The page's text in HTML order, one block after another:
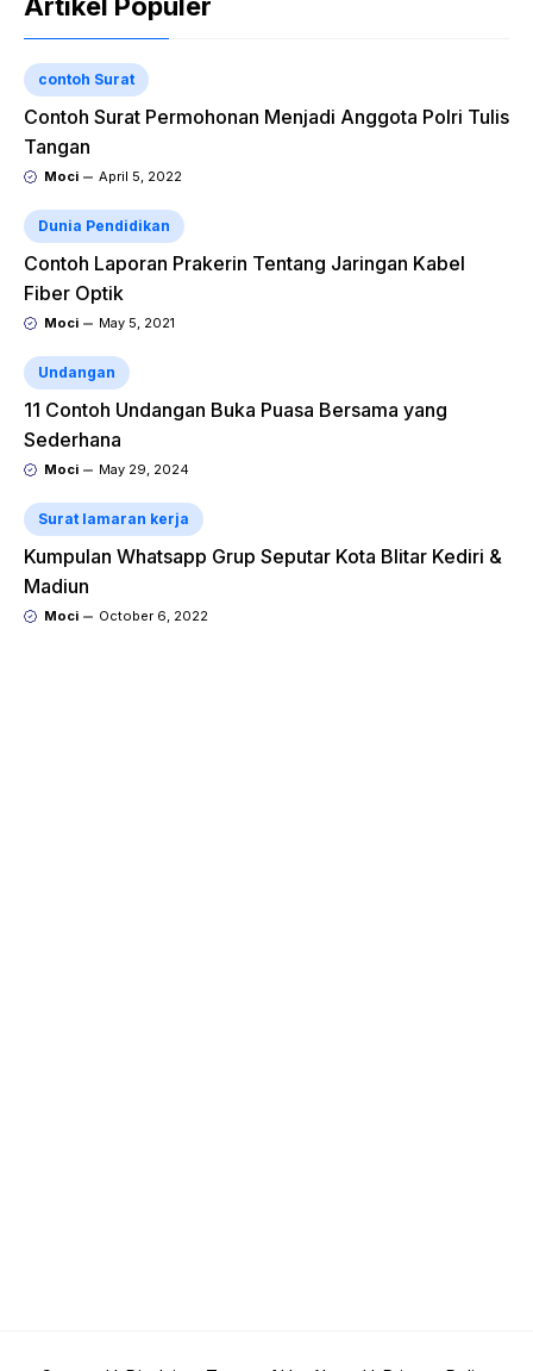
Artikel Populer
contoh Surat
Contoh Surat Permohonan Menjadi Anggota Polri Tulis
Tangan
Moci April 5, 2022
Dunia Pendidikan
Contoh Laporan Prakerin Tentang Jaringan Kabel
Fiber Optik
Moci May 5, 2021
Undangan
11 Contoh Undangan Buka Puasa Bersama yang
Sederhana
Moci May 29, 2024
Surat lamaran kerja
Kumpulan Whatsapp Grup Seputar Kota Blitar Kediri &
Madiun
Moci October 6, 2022